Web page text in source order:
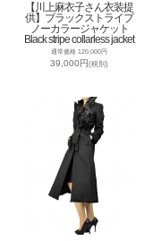
【川上麻衣子さん衣装提
供】ブラックストライプ
ノーカラージャケット
Black stripe collarless jacket
通常価格 120,000円
39,000円(税別)